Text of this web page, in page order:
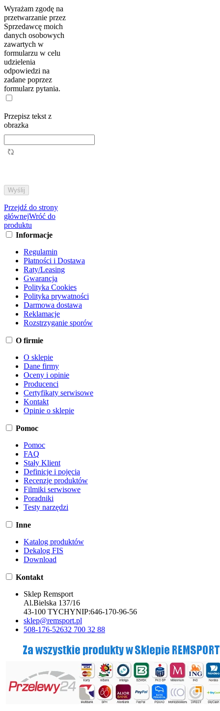
Wyrażam zgodę na
przetwarzanie przez
Sprzedawcę moich
danych osobowych
zawartych w
formularzu w celu
udzielenia
odpowiedzi na
zadane poprzez
formularz pytania.
Przepisz tekst z
obrazka
Przejdź do strony
głównejWróć do
produktu
Informacje
Regulamin
Płatności i Dostawa
Raty/Leasing
Gwarancja
Polityka Cookies
Polityka prywatności
Darmowa dostawa
Reklamacje
Rozstrzyganie sporów
O firmie
O sklepie
Dane firmy
Oceny i opinie
Producenci
Certyfikaty serwisowe
Kontakt
Opinie o sklepie
Pomoc
Pomoc
FAQ
Stały Klient
Definicje i pojęcia
Recenzje produktów
Filmiki serwisowe
Poradniki
Testy narzędzi
Inne
Katalog produktów
Dekalog FIS
Download
Kontakt
Sklep Remsport
Al.Bielska 137/16
43-100 TYCHYNIP:646-170-96-56
sklep@remsport.pl
508-176-52632 700 32 88